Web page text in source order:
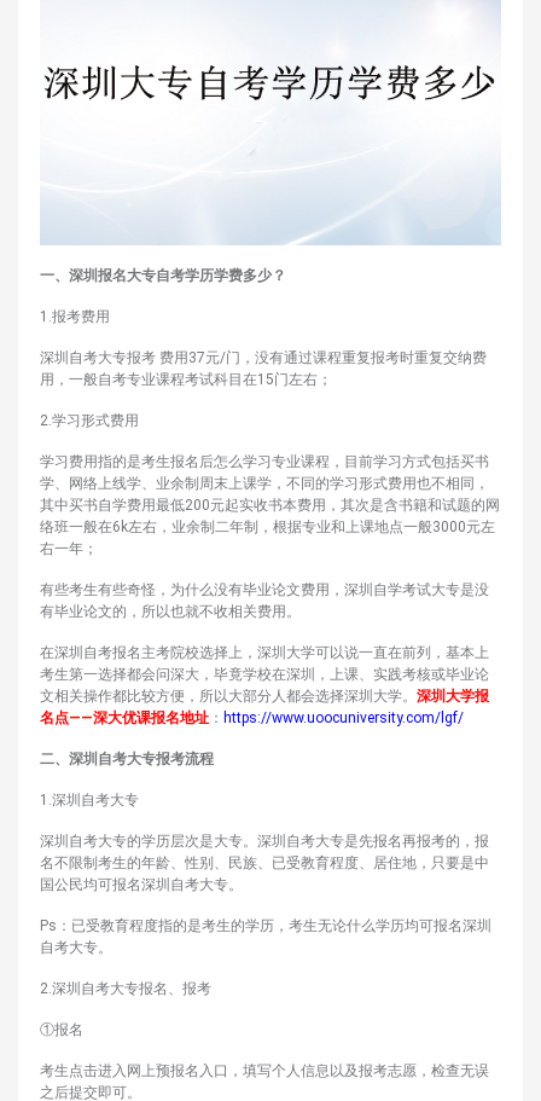
一、深圳报名大专自考学历学费多少？
1.报考费用
深圳自考大专报考 费用37元/门，没有通过课程重复报考时重复交纳费
用，一般自考专业课程考试科目在15门左右；
2.学习形式费用
学习费用指的是考生报名后怎么学习专业课程，目前学习方式包括买书
学、网络上线学、业余制周末上课学，不同的学习形式费用也不相同，
其中买书自学费用最低200元起实收书本费用，其次是含书籍和试题的网
络班一般在6k左右，业余制二年制，根据专业和上课地点一般3000元左
右一年；
有些考生有些奇怪，为什么没有毕业论文费用，深圳自学考试大专是没
有毕业论文的，所以也就不收相关费用。
在深圳自考报名主考院校选择上，深圳大学可以说一直在前列，基本上
考生第一选择都会问深大，毕竟学校在深圳，上课、实践考核或毕业论
文相关操作都比较方便，所以大部分人都会选择深圳大学。 深圳大学报
名点——深大优课报名地址 ： https://www.uoocuniversity.com/lgf/
二、深圳自考大专报考流程
1.深圳自考大专
深圳自考大专的学历层次是大专。深圳自考大专是先报名再报考的，报
名不限制考生的年龄、性别、民族、已受教育程度、居住地，只要是中
国公民均可报名深圳自考大专。
Ps：已受教育程度指的是考生的学历，考生无论什么学历均可报名深圳
自考大专。
2.深圳自考大专报名、报考
①报名
考生点击进入网上预报名入口，填写个人信息以及报考志愿，检查无误
之后提交即可。